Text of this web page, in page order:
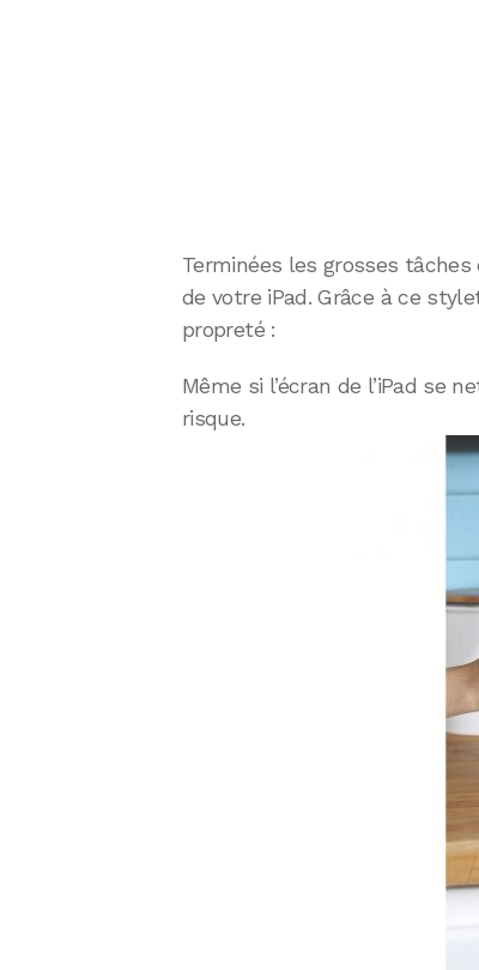
Terminées les grosses tâches
de votre iPad. Grâce à ce
propreté :
Même si l’écran de l’iPad se
risque.